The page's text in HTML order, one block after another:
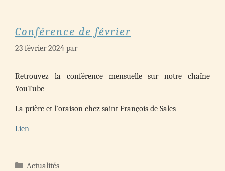
Conférence de février
23 février 2024 par
Retrouvez la conférence mensuelle sur notre chaîne
YouTube
La prière et l’oraison chez saint François de Sales
Lien
Catégories
Actualités